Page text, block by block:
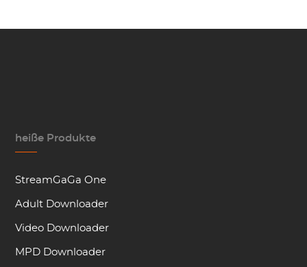
heiße Produkte
StreamGaGa One
Adult Downloader
Video Downloader
MPD Downloader